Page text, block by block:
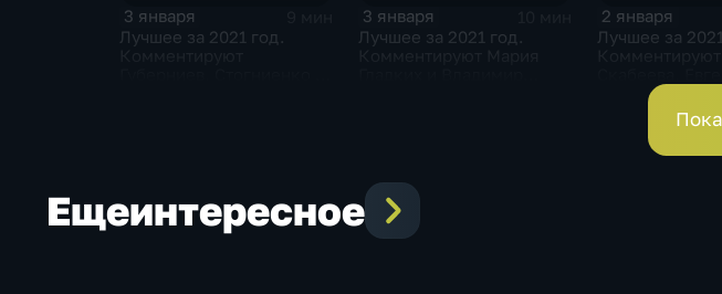
3 января
Лучшее за 2021 год.
3 января
Лучшее за 2021 год.
2 января
Лучшее за
и Виктор
Ещеинтересное